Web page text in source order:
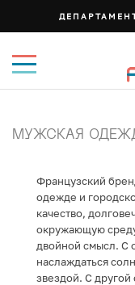
МУЖСКАЯ
Французский
одежде и
качество,
окружающую
двойной смысл. С
наслаждаться
звездой. С другой